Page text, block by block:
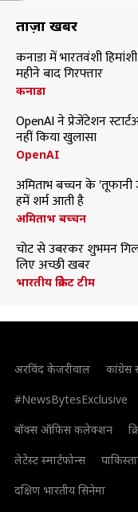
ताज़ा खबरें
कनाडा में भारतवंशी
महीने बाद गिरफ्तार
कनाडा
OpenAI ने प्रेजेंटेशन
नहीं किया खुलासा
OpenAI
अमिताभ बच्चन के
हमें शर्म आती है
अमिताभ बच्चन
चोट से उबरकर शुभमन
लिए अच्छी खबर
भारतीय क्रिकेट टीम
अरविंद केजरीवाल कांग्रेस
#NewsBytesExclusive
बॉक्स ऑफिस कलेक्शन
लेटेस्ट स्मार्टफोन्स
दक्षिण भारतीय सिनेमा